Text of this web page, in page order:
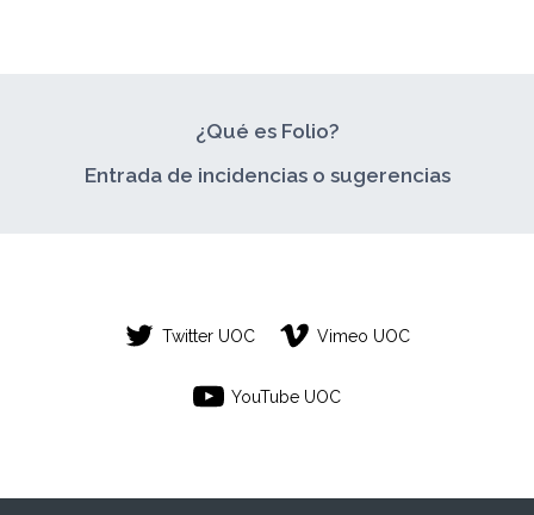
¿Qué es Folio?
Entrada de incidencias o sugerencias
Twitter UOC Vimeo UOC
YouTube UOC